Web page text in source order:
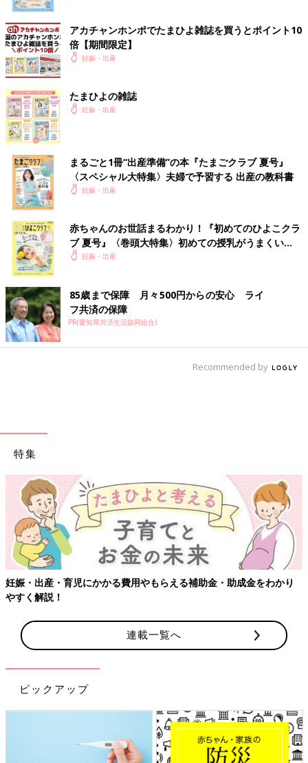
アカチャンホンポでたまひよ雑誌を買うとポイント10
倍【期間限定】
妊娠・出産
たまひよの雑誌
妊娠・出産
まるごと1冊“出産準備”の本『たまごクラブ 夏号』
〈スペシャル大特集〉夫婦で予習する 出産の教科書
妊娠・出産
赤ちゃんのお世話まるわかり！『初めてのひよこクラ
ブ 夏号』〈巻頭大特集〉初めての授乳がうまくい
く！ おっぱい・ミルクの基本と夏のトラブル 解決テ
妊娠・出産
85歳まで保障 月々500円からの安心 ライ
フ共済の保障
PR(愛知県共済生活協同組合)
Recommended by
特集
かる費用やもらえる補助金・助成金をわかり
【ワクチン接種でき
連載一覧へ
ピックアップ